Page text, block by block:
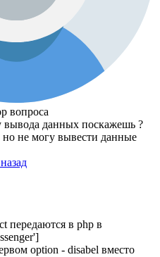
вопроса
вывода данных поскажешь ?
но не могу вывести данные
передаются в php в
option - disabel вместо